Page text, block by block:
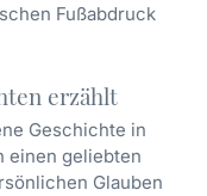
Fußabdruck
erzählt
Geschichte in
einen geliebten
Glauben